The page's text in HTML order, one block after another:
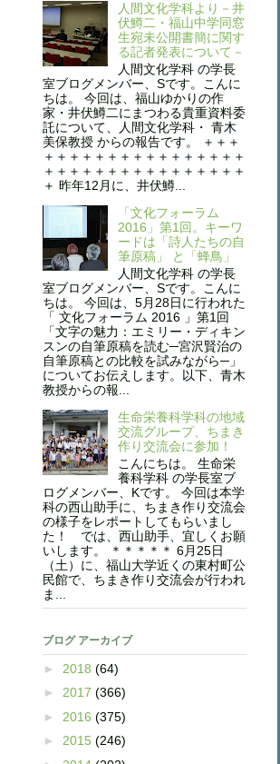
人間文化学科より－井
伏鱒二・福山中学同窓
生宛未公開書簡に関す
る記者発表について－
人間文化学科 の学長
室ブログメンバー、Sです。こんに
ちは。 今回は、福山ゆかりの作
家・井伏鱒二にまつわる貴重資料委
託について、人間文化学科・ 青木
美保教授 からの報告です。 ＋＋＋
＋＋＋＋＋＋＋＋＋＋＋＋＋＋＋＋
＋＋＋＋＋＋＋＋＋＋＋＋＋＋＋＋
＋ 昨年12月に、井伏鱒...
「文化フォーラム
2016」第1回。キーワ
ードは「詩人たちの自
筆原稿」 と「蜂鳥」
人間文化学科 の学長
室ブログメンバー、Sです。こんに
ちは。 今回は、5月28日に行われた
「 文化フォーラム 2016 」第1回
「文字の魅力：エミリー・ディキン
スンの自筆原稿を読む─宮沢賢治の
自筆原稿との比較を試みながら─」
についてお伝えします。以下、青木
教授からの報...
生命栄養科学科の地域
交流グループ、ちまき
作り交流会に参加！
こんにちは。 生命栄
養科学科 の学長室ブ
ログメンバー、Kです。 今回は本学
科の西山助手に、ちまき作り交流会
の様子をレポートしてもらいまし
た！ では、西山助手、宜しくお願
いします。 ＊＊＊＊＊ 6月25日
（土）に、福山大学近くの東村町公
民館で、ちまき作り交流会が行われ
ま...
ブログ アーカイブ
► 2018 (64)
► 2017 (366)
► 2016 (375)
► 2015 (246)